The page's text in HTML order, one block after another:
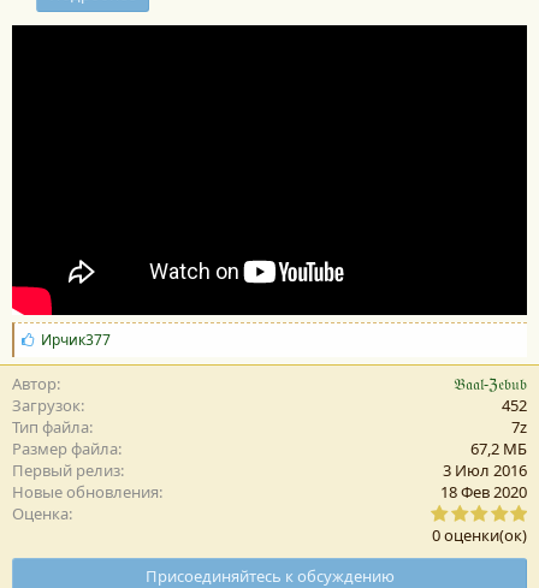
С
м
п
а
т
и
и
:
Ирчик377
Автор
𝔅𝔞𝔞𝔩-ℨ𝔢𝔟𝔲𝔟
Загрузок
452
Тип файла
7z
Размер файла
67,2 MБ
Первый релиз
3 Июл 2016
Новые обновления
18 Фев 2020
Оценка
0
,
0
0
0 оценки(ок)
Присоединяйтесь к обсуждению